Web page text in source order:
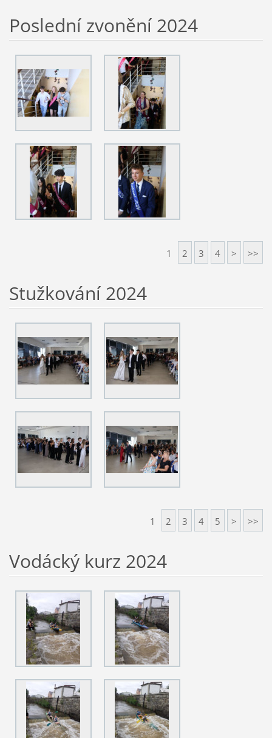
Poslední zvonění 2024
1 2 3 4 > >>
Stužkování 2024
1 2 3 4 5 > >>
Vodácký kurz 2024